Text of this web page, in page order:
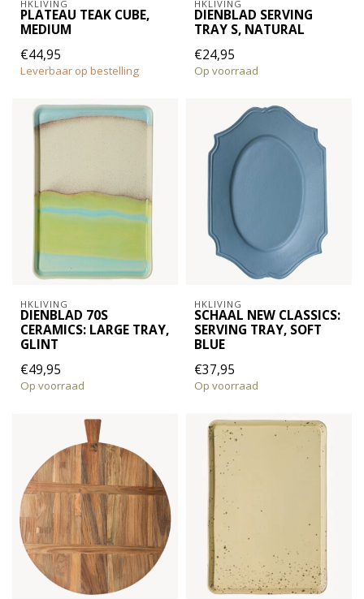
HKLIVING
PLATEAU TEAK CUBE,
MEDIUM
€44,95
Leverbaar op bestelling
HKLIVING
DIENBLAD SERVING
TRAY S, NATURAL
€24,95
Op voorraad
HKLIVING
DIENBLAD 70S
CERAMICS: LARGE TRAY,
GLINT
€49,95
Op voorraad
HKLIVING
SCHAAL NEW CLASSICS:
SERVING TRAY, SOFT
BLUE
€37,95
Op voorraad